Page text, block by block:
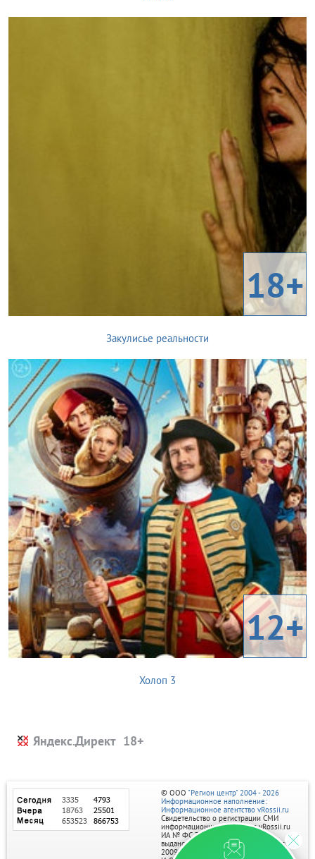
18+
Закулисье реальности
12+
Холоп 3
Яндекс.Директ
© ООО "Регион центр" 2004 - 2026
Информационное наполнение:
Информационное агентство vRossii.ru
Свидетельство о регистрации СМИ
информационного агентства vRossii.ru
ИА № ФС 77‑35502
выдано РОСКОМНАДЗОРом 04 марта
2009г.